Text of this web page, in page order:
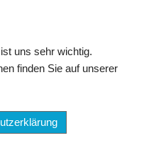
uns sehr wichtig.
finden Sie auf unserer